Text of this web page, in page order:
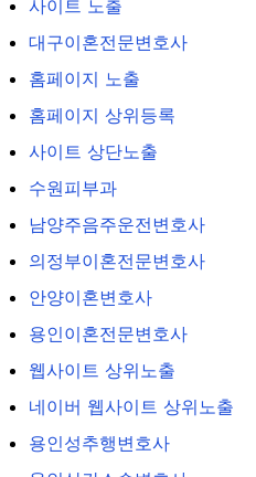
사이트 노출
대구이혼전문변호사
홈페이지 노출
홈페이지 상위등록
사이트 상단노출
수원피부과
남양주음주운전변호사
의정부이혼전문변호사
안양이혼변호사
용인이혼전문변호사
웹사이트 상위노출
네이버 웹사이트 상위노출
용인성추행변호사